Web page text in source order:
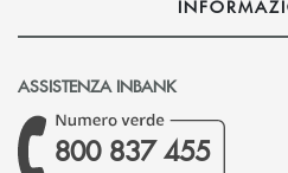
ASSISTENZA INBANK
800 837 455